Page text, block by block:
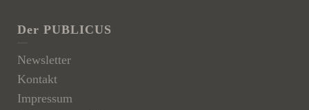
Der PUBLICUS
Newsletter
Kontakt
Impressum